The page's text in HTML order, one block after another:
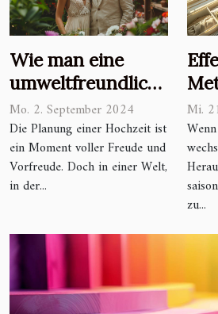
Wie man eine
umweltfreundliche
und nachhaltige
Hochzeit plant
Mo. 2. September 2024
Die Planung einer Hochzeit ist
ein Moment voller Freude und
Vorfreude. Doch in einer Welt,
in der...
Mi.
zu...